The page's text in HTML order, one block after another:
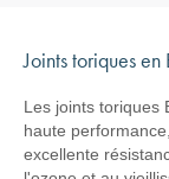
Joints toriques en
Les joints toriques
haute
excellente